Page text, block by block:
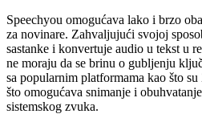
Speechyou omogućava lako i brzo
za novinare. Zahvaljujući svojoj
sastanke i konvertuje audio u tekst u
ne moraju da se brinu o gubljenju
sa popularnim platformama kao što
što omogućava snimanje i
sistemskog zvuka.